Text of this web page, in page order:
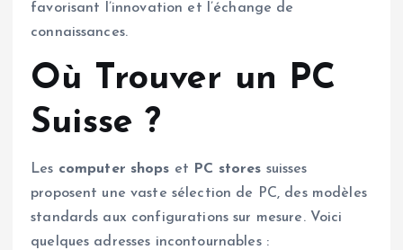
favorisant l’innovation et l’échange de
connaissances.
Où Trouver un PC
Suisse ?
Les computer shops et PC stores suisses
proposent une vaste sélection de PC, des modèles
standards aux configurations sur mesure. Voici
quelques adresses incontournables :